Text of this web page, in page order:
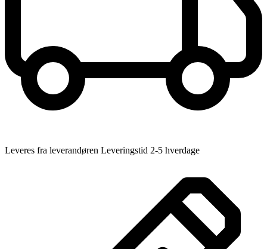
Leveres fra leverandøren Leveringstid 2-5 hverdage